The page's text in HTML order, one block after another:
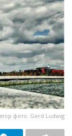
фото: Gerd Ludwig